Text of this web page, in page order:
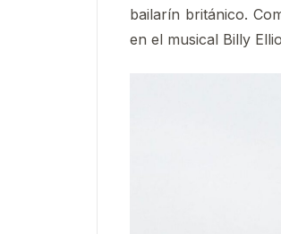
bailarín británico.
en el musical Billy